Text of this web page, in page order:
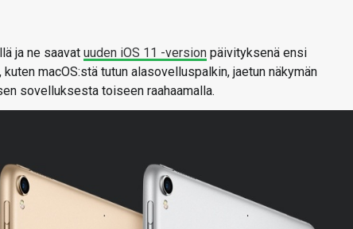
ja ne saavat uuden iOS 11 -version päivityksenä ensi
macOS:stä tutun alasovelluspalkin, jaetun näkymän
sovelluksesta toiseen raahaamalla.